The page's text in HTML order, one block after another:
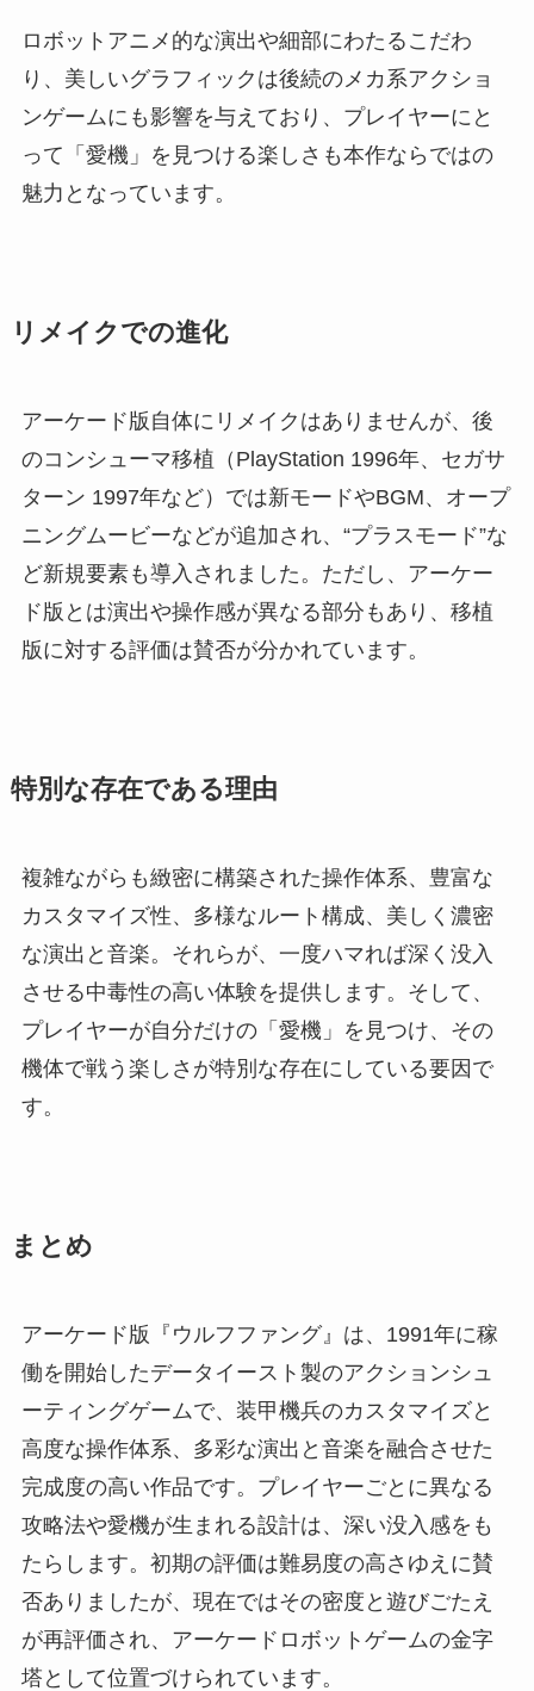
ロボットアニメ的な演出や細部にわたるこだわ
り、美しいグラフィックは後続のメカ系アクショ
ンゲームにも影響を与えており、プレイヤーにと
って「愛機」を見つける楽しさも本作ならではの
魅力となっています。
リメイクでの進化
アーケード版自体にリメイクはありませんが、後
のコンシューマ移植（PlayStation 1996年、セガサ
ターン 1997年など）では新モードやBGM、オープ
ニングムービーなどが追加され、“プラスモード”な
ど新規要素も導入されました。ただし、アーケー
ド版とは演出や操作感が異なる部分もあり、移植
版に対する評価は賛否が分かれています。
特別な存在である理由
複雑ながらも緻密に構築された操作体系、豊富な
カスタマイズ性、多様なルート構成、美しく濃密
な演出と音楽。それらが、一度ハマれば深く没入
させる中毒性の高い体験を提供します。そして、
プレイヤーが自分だけの「愛機」を見つけ、その
機体で戦う楽しさが特別な存在にしている要因で
す。
まとめ
アーケード版『ウルフファング』は、1991年に稼
働を開始したデータイースト製のアクションシュ
ーティングゲームで、装甲機兵のカスタマイズと
高度な操作体系、多彩な演出と音楽を融合させた
完成度の高い作品です。プレイヤーごとに異なる
攻略法や愛機が生まれる設計は、深い没入感をも
たらします。初期の評価は難易度の高さゆえに賛
否ありましたが、現在ではその密度と遊びごたえ
が再評価され、アーケードロボットゲームの金字
塔として位置づけられています。